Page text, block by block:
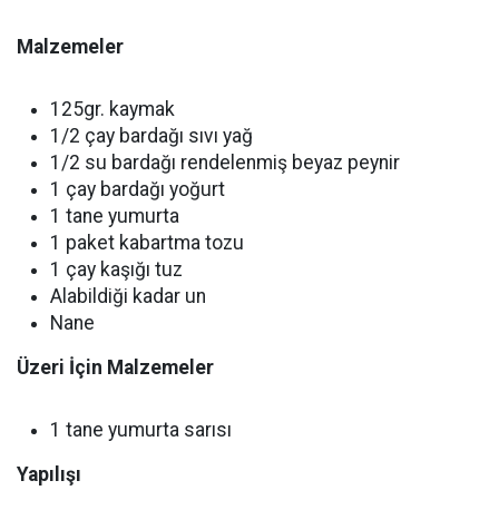
Malzemeler
125gr. kaymak
1/2 çay bardağı sıvı yağ
1/2 su bardağı rendelenmiş beyaz peynir
1 çay bardağı yoğurt
1 tane yumurta
1 paket kabartma tozu
1 çay kaşığı tuz
Alabildiği kadar un
Nane
Üzeri İçin Malzemeler
1 tane yumurta sarısı
Yapılışı